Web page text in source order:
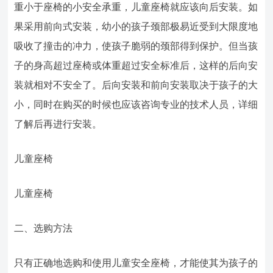
重小于座椅的小安全承重，儿童座椅就应该向后安装。如
果采用前向式安装，幼小的孩子颈部极易近受到大限度地
吸收了撞击的冲力，使孩子脆弱的颈部得到保护。但当孩
子的身高超过座椅或体重超过安全标准后，这样的后向安
装就相对不安全了。后向安装和前向安装取决于孩子的大
小，同时在购买的时候也应该咨询专业的技术人员，详细
了解后再进行安装。
儿童座椅
儿童座椅
二、选购方法
只有正确地选购和使用儿童安全座椅，才能使其为孩子的